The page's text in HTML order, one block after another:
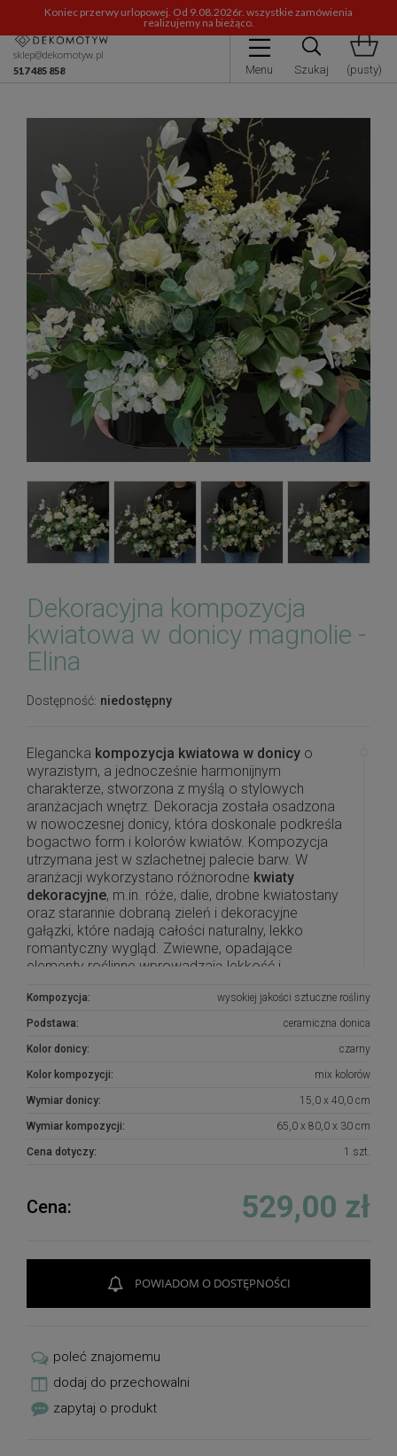
Koniec przerwy urlopowej. Od 9.08.2026r. wszystkie zamówienia
realizujemy na bieżąco.
Menu Szukaj (pusty)
sklep@dekomotyw.pl
517 485 858
Dekoracyjna kompozycja
kwiatowa w donicy magnolie -
Elina
Dostępność: niedostępny
Elegancka kompozycja kwiatowa w donicy o
wyrazistym, a jednocześnie harmonijnym
charakterze, stworzona z myślą o stylowych
aranżacjach wnętrz. Dekoracja została osadzona
w nowoczesnej donicy, która doskonale podkreśla
bogactwo form i kolorów kwiatów. Kompozycja
utrzymana jest w szlachetnej palecie barw. W
aranżacji wykorzystano różnorodne kwiaty
dekoracyjne, m.in. róże, dalie, drobne kwiatostany
oraz starannie dobraną zieleń i dekoracyjne
gałązki, które nadają całości naturalny, lekko
romantyczny wygląd. Zwiewne, opadające
elementy roślinne wprowadzają lekkość i
charakter kompozycji.
sprawdzi się jako ozdoba stołu, konsoli lub
komody, idealnie wpisując się zarówno w
wprowadzając do przestrzeni świeżość, elegancję
i ponadczasowy styl.
Kompozycja: wysokiej jakości sztuczne rośliny
Podstawa: ceramiczna donica
Kolor donicy: czarny
Kolor kompozycji: mix kolorów
Wymiar donicy: 15,0 x 40,0 cm
Wymiar kompozycji: 65,0 x 80,0 x 30 cm
Cena dotyczy: 1 szt.
Cena: 529,00 zł
POWIADOM O DOSTĘPNOŚCI
poleć znajomemu
dodaj do przechowalni
zapytaj o produkt